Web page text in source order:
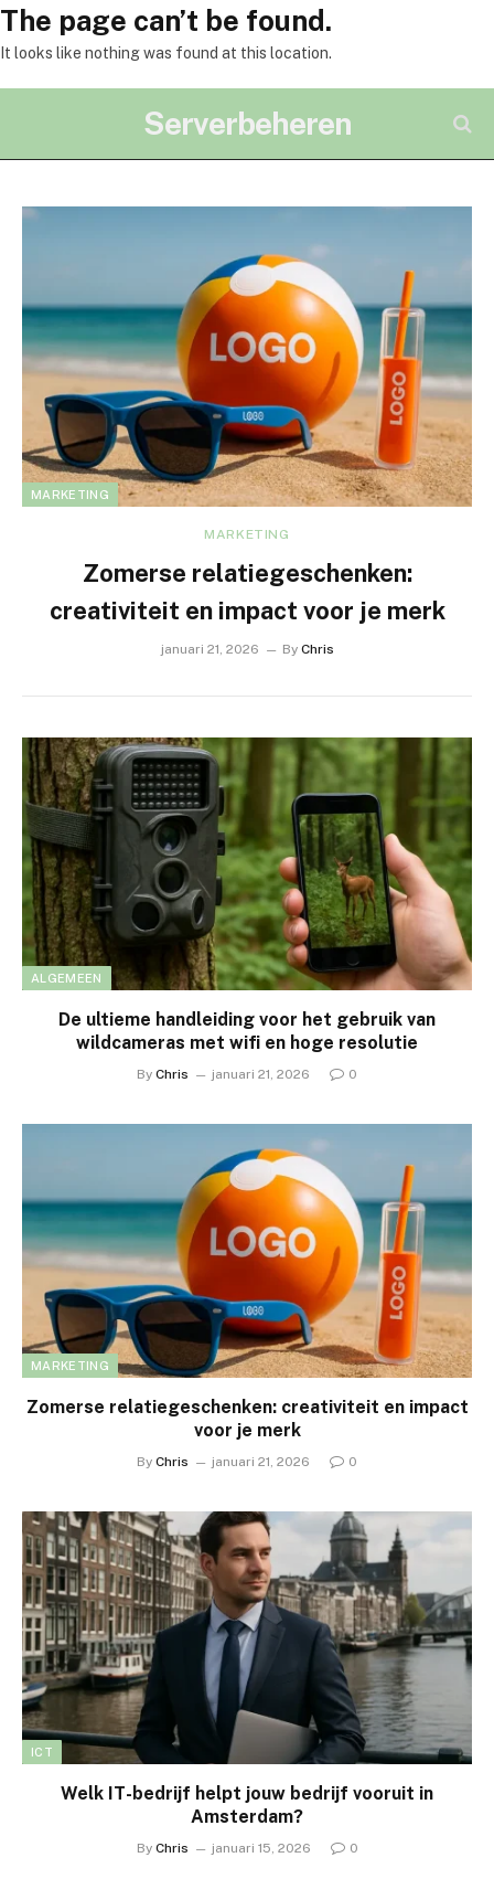
The page can’t be found.
It looks like nothing was found at this location.
Serverbeheren
MARKETING
MARKETING
Zomerse relatiegeschenken:
creativiteit en impact voor je merk
januari 21, 2026 By Chris
ALGEMEEN
De ultieme handleiding voor het gebruik van
wildcameras met wifi en hoge resolutie
By Chris januari 21, 2026 0
MARKETING
Zomerse relatiegeschenken: creativiteit en impact
voor je merk
By Chris januari 21, 2026 0
ICT
Welk IT-bedrijf helpt jouw bedrijf vooruit in
Amsterdam?
By Chris januari 15, 2026 0